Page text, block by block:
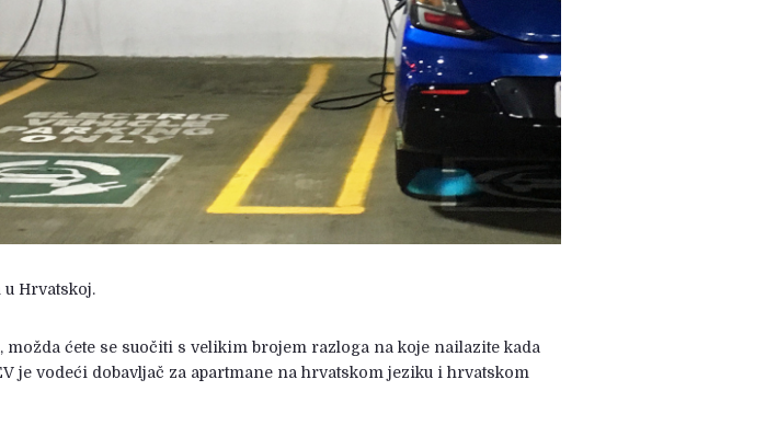
Hrvatskoj.
ćete se suočiti s velikim brojem razloga na koje nailazite kada
je vodeći dobavljač za apartmane na hrvatskom jeziku i hrvatskom